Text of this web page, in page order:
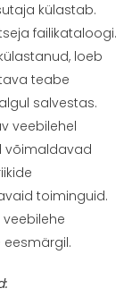
külastab.
failikataloogi.
loeb
teabe
salvestas.
veebilehel
võimaldavad
toiminguid.